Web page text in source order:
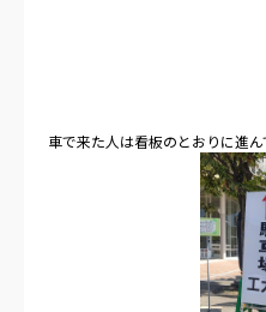
車で来た人は看板のとおりに進ん